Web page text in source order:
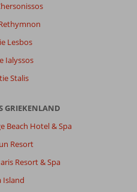
Lesbos
Ialyssos
Stalis
GRIEKENLAND
Beach Hotel & Spa
Resort
Resort & Spa
Island